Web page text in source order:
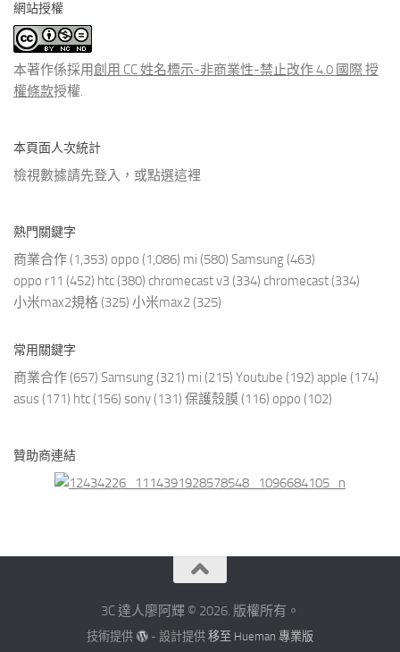
類
文
章
網站授權
本著作係採用創用 CC 姓名標示-非商業性-禁止改作 4.0 國際 授
權條款授權.
本頁面人次統計
檢視數據請先登入，或點選這裡
熱門關鍵字
商業合作 (1,353) oppo (1,086) mi (580) Samsung (463)
oppo r11 (452) htc (380) chromecast v3 (334) chromecast (334)
小米max2規格 (325) 小米max2 (325)
常用關鍵字
商業合作 (657) Samsung (321) mi (215) Youtube (192) apple (174)
asus (171) htc (156) sony (131) 保護殼膜 (116) oppo (102)
贊助商連結
3C 達人廖阿輝 © 2026. 版權所有。
技術提供 - 設計提供 移至 Hueman 專業版